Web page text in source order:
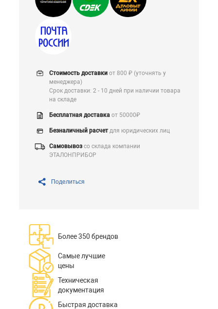
Стоимость доставки от 800 ₽ (уточнять у
менеджера)
Срок доставки: 2 - 10 дней при наличии товара
на складе
Бесплатная доставка от 50000₽
Безналичный расчетдля юридических лиц
Самовывозсо склада компании
ЭТАЛОНПРИБОР
Поделиться
Более 350 брендов
Самые лучшие
цены
Техническая
документация
Быстрая доставка